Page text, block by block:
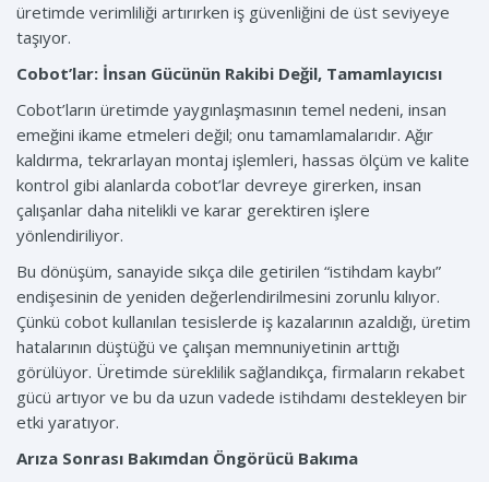
üretimde verimliliği artırırken iş güvenliğini de üst seviyeye
taşıyor.
Cobot’lar: İnsan Gücünün Rakibi Değil, Tamamlayıcısı
Cobot’ların üretimde yaygınlaşmasının temel nedeni, insan
emeğini ikame etmeleri değil; onu tamamlamalarıdır. Ağır
kaldırma, tekrarlayan montaj işlemleri, hassas ölçüm ve kalite
kontrol gibi alanlarda cobot’lar devreye girerken, insan
çalışanlar daha nitelikli ve karar gerektiren işlere
yönlendiriliyor.
Bu dönüşüm, sanayide sıkça dile getirilen “istihdam kaybı”
endişesinin de yeniden değerlendirilmesini zorunlu kılıyor.
Çünkü cobot kullanılan tesislerde iş kazalarının azaldığı, üretim
hatalarının düştüğü ve çalışan memnuniyetinin arttığı
görülüyor. Üretimde süreklilik sağlandıkça, firmaların rekabet
gücü artıyor ve bu da uzun vadede istihdamı destekleyen bir
etki yaratıyor.
Arıza Sonrası Bakımdan Öngörücü Bakıma